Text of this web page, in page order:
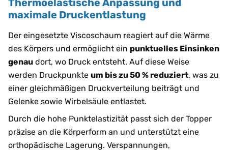
maximale Druckentlastung
Der eingesetzte Viscoschaum reagiert auf die Wärme
des Körpers und ermöglicht ein punktuelles Einsinken
genau dort, wo Druck entsteht. Auf diese Weise
werden Druckpunkte um bis zu 50 % reduziert, was zu
einer gleichmäßigen Druckverteilung beiträgt und
Gelenke sowie Wirbelsäule entlastet.
Durch die hohe Punktelastizität passt sich der Topper
präzise an die Körperform an und unterstützt eine
orthopädische Lagerung. Verspannungen,